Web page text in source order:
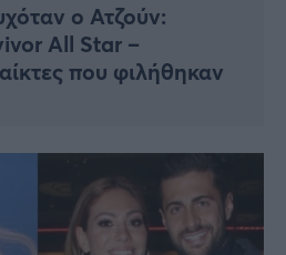
ο Ατζούν:
All Star –
που φιλήθηκαν